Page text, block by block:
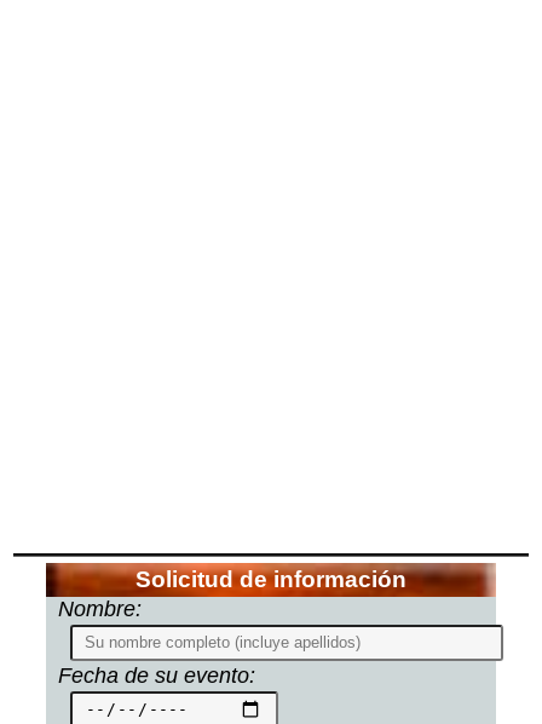
Solicitud de información
Nombre:
Fecha de su evento: